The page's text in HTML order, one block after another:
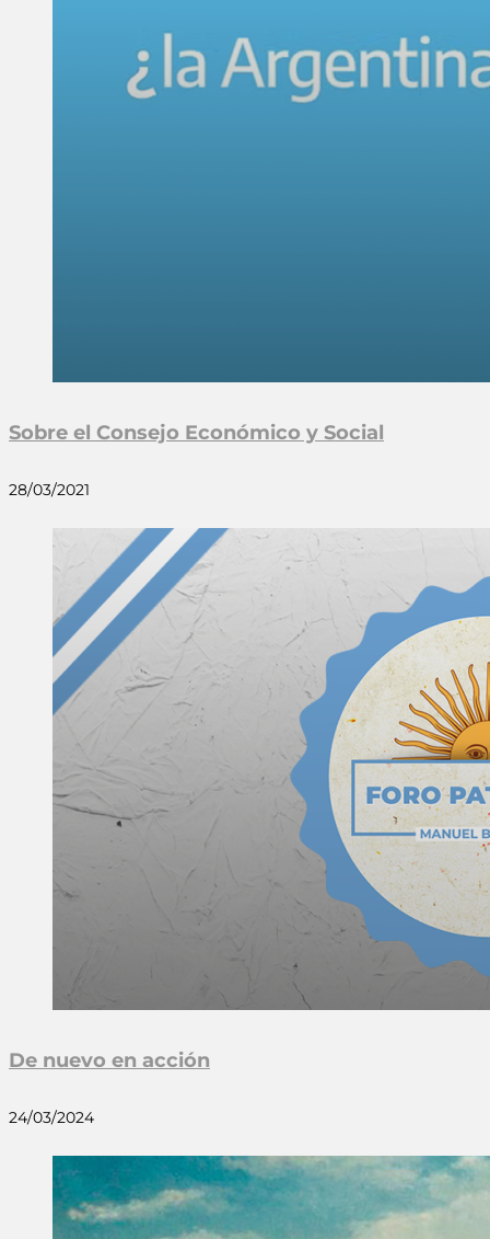
Sobre el Consejo Económico y Social
28/03/2021
De nuevo en acción
24/03/2024